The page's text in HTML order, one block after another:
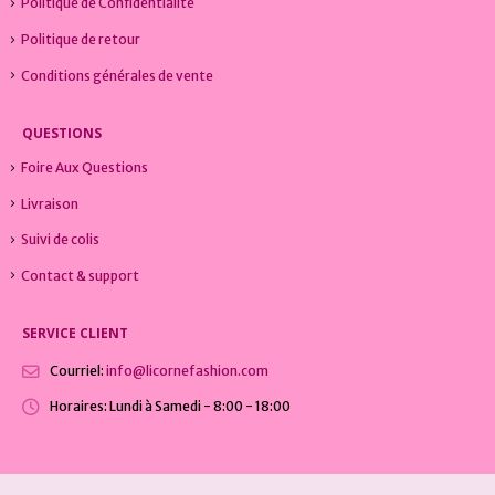
Politique de retour
Conditions générales de vente
QUESTIONS
Foire Aux Questions
Livraison
Suivi de colis
Contact & support
SERVICE CLIENT
Courriel: info@licornefashion.com
Horaires: Lundi à Samedi - 8:00 - 18:00